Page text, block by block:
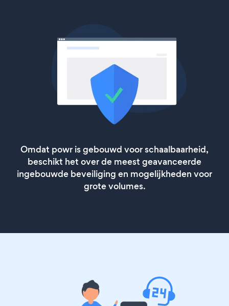
Omdat powr is gebouwd voor schaalbaarheid,
beschikt het over de meest geavanceerde
ingebouwde beveiliging en mogelijkheden voor
grote volumes.